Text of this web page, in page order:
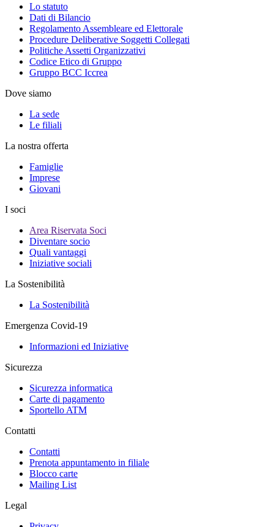
Lo statuto
Dati di Bilancio
Regolamento Assembleare ed Elettorale
Procedure Deliberative Soggetti Collegati
Politiche Assetti Organizzativi
Codice Etico di Gruppo
Gruppo BCC Iccrea
Dove siamo
La sede
Le filiali
La nostra offerta
Famiglie
Imprese
Giovani
I soci
Area Riservata Soci
Diventare socio
Quali vantaggi
Iniziative sociali
La Sostenibilità
La Sostenibilità
Emergenza Covid-19
Informazioni ed Iniziative
Sicurezza
Sicurezza informatica
Carte di pagamento
Sportello ATM
Contatti
Contatti
Prenota appuntamento in filiale
Blocco carte
Mailing List
Legal